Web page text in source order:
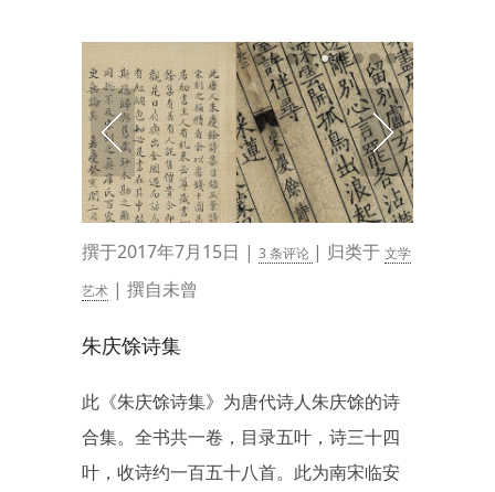
撰于2017年7月15日 | 3 条评论 | 归类于 文学
艺术 | 撰自未曾
朱庆馀诗集
此《朱庆馀诗集》为唐代诗人朱庆馀的诗
合集。全书共一卷，目录五叶，诗三十四
叶，收诗约一百五十八首。此为南宋临安